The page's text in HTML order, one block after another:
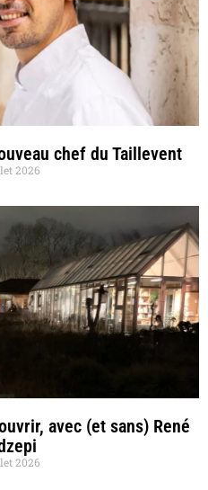
chef du Taillevent
2026
avec (et sans) René
2026